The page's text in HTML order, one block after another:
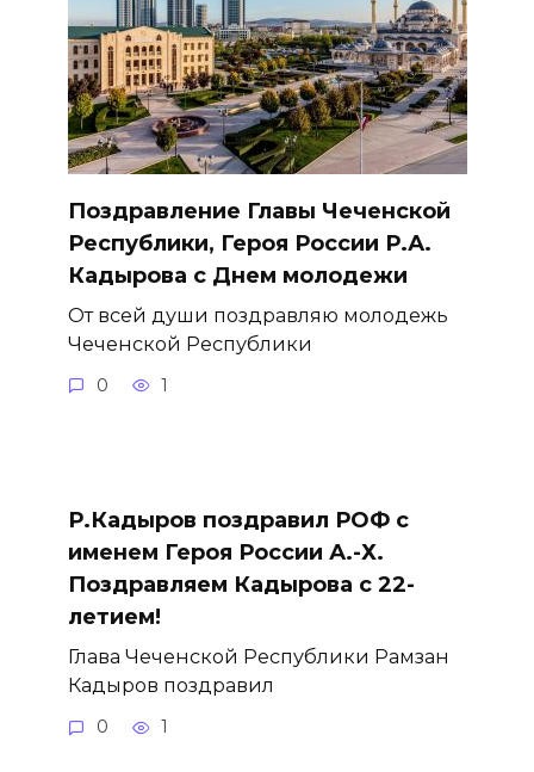
Поздравление Главы Чеченской
Республики, Героя России Р.А.
Кадырова с Днем молодежи
От всей души поздравляю молодежь
Чеченской Республики
0 1
Р.Кадыров поздравил РОФ с
именем Героя России А.-Х.
Поздравляем Кадырова с 22-
летием!
Глава Чеченской Республики Рамзан
Кадыров поздравил
0 1